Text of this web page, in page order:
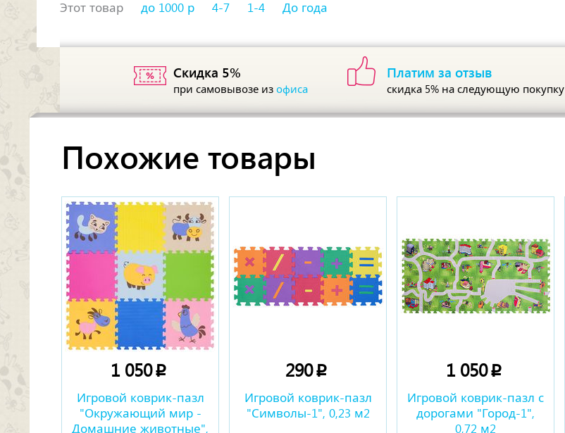
Этот товар до 1000 р 4-7 1-4 До года
Скидка 5%
при самовывозе изофиса
Платим за отзыв
скидка 5% на следующую покупку
Похожие товары
1 050p
Игровой коврик-пазл
"Окружающий мир -
Домашние животные",
290p
Игровой коврик-пазл
"Символы-1", 0,23 м2
1 050p
Игровой коврик-пазл с
дорогами "Город-1",
0,72 м2